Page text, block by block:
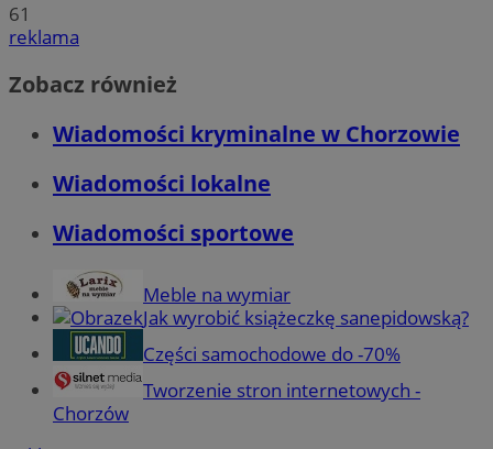
61
reklama
Zobacz również
Wiadomości kryminalne w Chorzowie
Wiadomości lokalne
Wiadomości sportowe
Meble na wymiar
Jak wyrobić książeczkę sanepidowską?
Części samochodowe do -70%
Tworzenie stron internetowych -
Chorzów